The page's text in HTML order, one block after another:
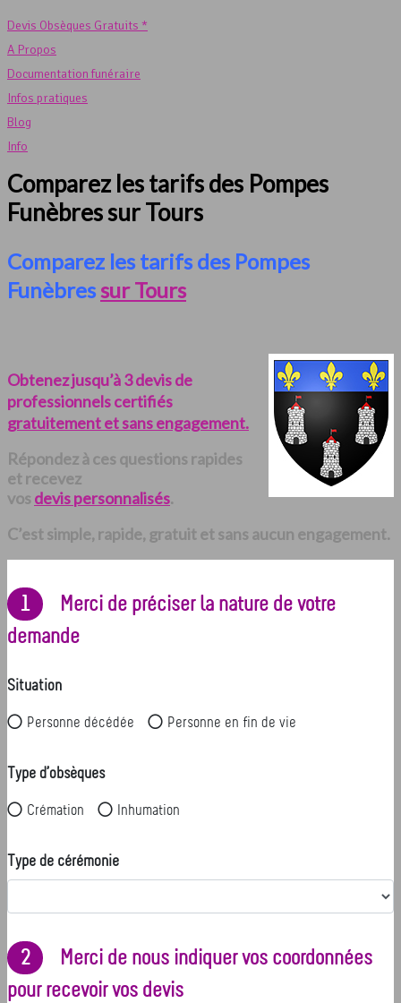
Devis Obsèques Gratuits *
A Propos
Documentation funéraire
Infos pratiques
Blog
Info
Comparez les tarifs des Pompes
Funèbres sur Tours
Comparez les tarifs des Pompes
Funèbres sur Tours
Obtenez jusqu’à 3 devis de
professionnels certifiés
gratuitement et sans engagement.
Répondez à ces questions rapides
et recevez
vos devis personnalisés.
C’est simple, rapide, gratuit et sans aucun engagement.